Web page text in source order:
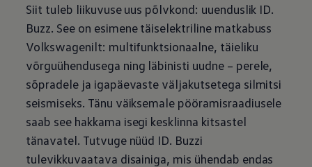
Siit tuleb liikuvuse uus põlvkond: uuenduslik ID.
Buzz. See on esimene täiselektriline matkabuss
Volkswagenilt: multifunktsionaalne, täieliku
võrguühendusega ning läbinisti uudne – perele,
sõpradele ja igapäevaste väljakutsetega silmitsi
seismiseks. Tänu väiksemale pööramisraadiusele
saab see hakkama isegi kesklinna kitsastel
tänavatel. Tutvuge nüüd ID. Buzzi
tulevikkuvaatava disainiga, mis ühendab endas